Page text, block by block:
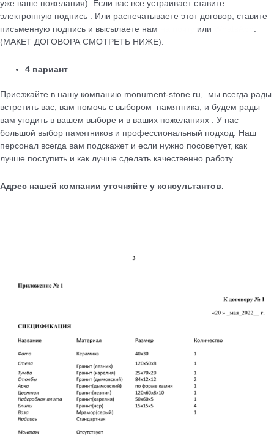
уже ваше пожелания). Если вас все устраивает ставите
электронную подпись . Или распечатываете этот договор, ставите
письменную подпись и высылаете нам
или
(МАКЕТ ДОГОВОРА СМОТРЕТЬ НИЖЕ).
4 вариант
Приезжайте в нашу компанию monument-stone.ru, мы всегда рады
встретить вас, вам помочь с выбором памятника, и будем рады
вам угодить в вашем выборе и в ваших пожеланиях . У нас
большой выбор памятников и профессиональный подход. Наш
персонал всегда вам подскажет и если нужно посоветует, как
лучше поступить и как лучше сделать качественно работу.
Адрес нашей компании уточняйте у консультантов.